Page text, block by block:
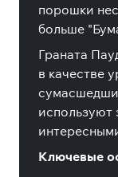
порошки
больше
Граната
в качестве
используют
Ключевые